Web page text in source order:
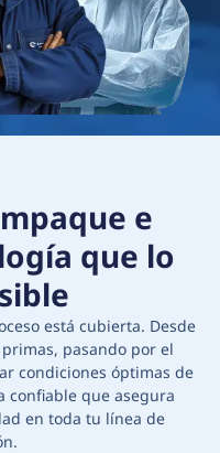
e
que lo
está cubierta. Desde
pasando por el
condiciones óptimas de
confiable que asegura
en toda tu línea de